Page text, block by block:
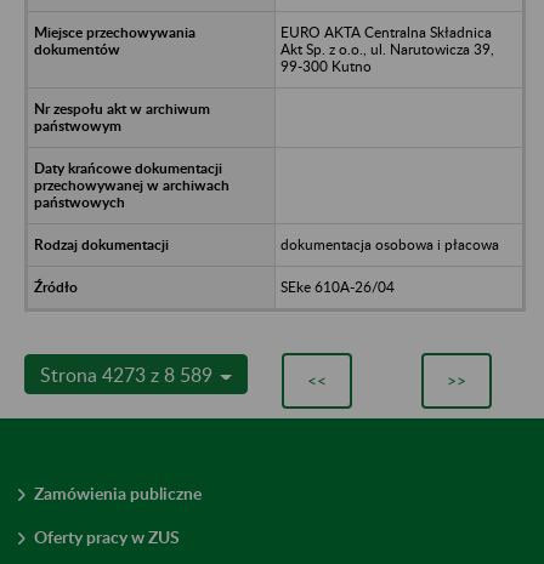
EURO AKTA Centralna Składnica
Akt Sp. z o.o., ul. Narutowicza 39,
99-300 Kutno
dokumentacja osobowa i płacowa
SEke 610A-26/04
Strona 4273 z 8 589 << >>
Zamówienia publiczne
Oferty pracy w ZUS